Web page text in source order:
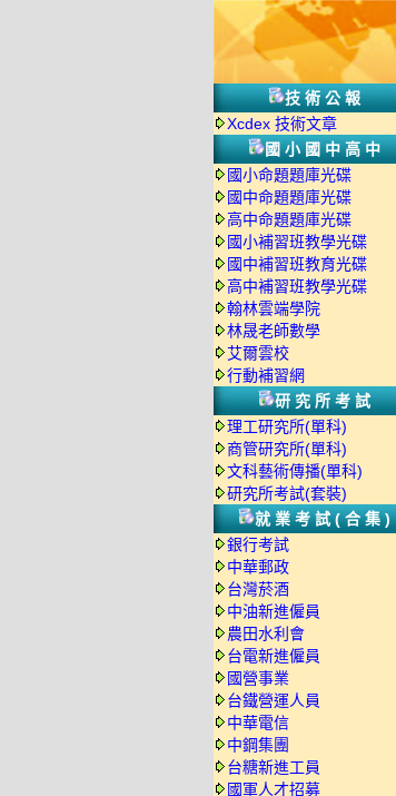
技術公報
Xcdex 技術文章
國小國中高中
國小命題題庫光碟
國中命題題庫光碟
高中命題題庫光碟
國小補習班教學光碟
國中補習班教育光碟
高中補習班教學光碟
翰林雲端學院
林晟老師數學
艾爾雲校
行動補習網
研究所考試
理工研究所(單科)
商管研究所(單科)
文科藝術傳播(單科)
研究所考試(套裝)
就業考試(合集)
銀行考試
中華郵政
台灣菸酒
中油新進僱員
農田水利會
台電新進僱員
國營事業
台鐵營運人員
中華電信
中鋼集團
台糖新進工員
國軍人才招募